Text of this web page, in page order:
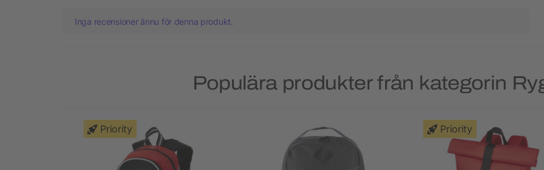
Inga recensioner ännu för denna produkt.
Populära produkter från kategorin
Priority Priority